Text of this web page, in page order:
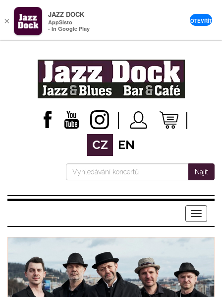
CZ EN
Najít
Menu
×
JAZZ DOCK
AppSisto
- In Google Play
OTEVŘÍT